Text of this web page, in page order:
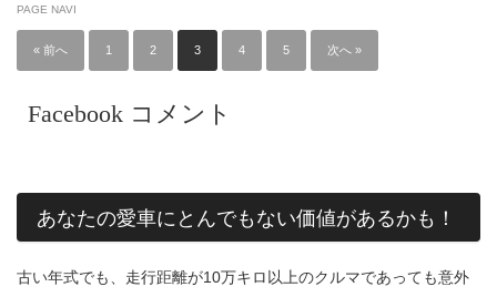
PAGE NAVI
« 前へ 1 2 3 4 5 次へ »
Facebook コメント
あなたの愛車にとんでもない価値があるかも！
古い年式でも、走行距離が10万キロ以上のクルマであっても意外